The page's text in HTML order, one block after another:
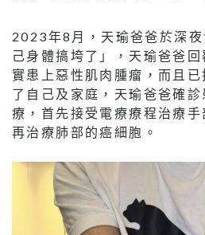
2023年8月，天瑜爸爸於深
己身體搞垮了」，天瑜爸爸
實患上惡性肌肉腫瘤，而且
了自己及家庭，天瑜爸爸確
療，首先接受電療療程治療
再治療肺部的癌細胞。